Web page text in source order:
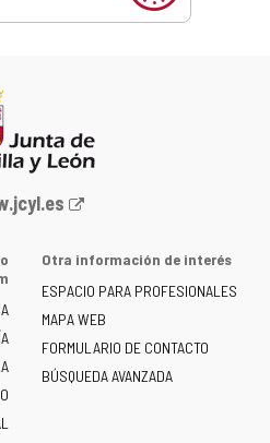
Otra información de interés
ESPACIO PARA PROFESIONALES
MAPA WEB
FORMULARIO DE CONTACTO
BÚSQUEDA AVANZADA